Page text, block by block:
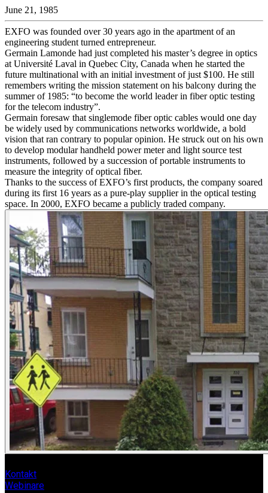
Support
Services
Kaufen
Ressourcen
Kontakt
RegisterLogin
Corporate
Careers
Partners
Suppliers
June 21, 1985
EXFO was founded over 30 years ago in the apartment of an
engineering student turned entrepreneur.
Germain Lamonde had just completed his master’s degree in optics
at Université Laval in Quebec City, Canada when he started the
future multinational with an initial investment of just $100. He still
remembers writing the mission statement on his balcony during the
summer of 1985: “to become the world leader in fiber optic testing
for the telecom industry”.
Germain foresaw that singlemode fiber optic cables would one day
be widely used by communications networks worldwide, a bold
vision that ran contrary to popular opinion. He struck out on his own
to develop modular handheld power meter and light source test
instruments, followed by a succession of portable instruments to
measure the integrity of optical fiber.
Thanks to the success of EXFO’s first products, the company soared
during its first 16 years as a pure-play supplier in the optical testing
space. In 2000, EXFO became a publicly traded company.
Kontakt
Webinare